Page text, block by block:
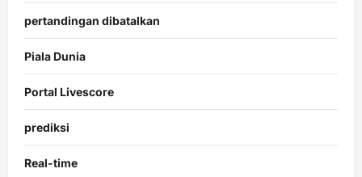
pertandingan dibatalkan
Piala Dunia
Portal Livescore
prediksi
Real-time